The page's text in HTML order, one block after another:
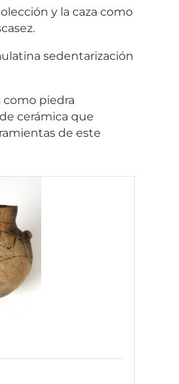
y la caza como
sedentarización
como piedra
cerámica que
de este